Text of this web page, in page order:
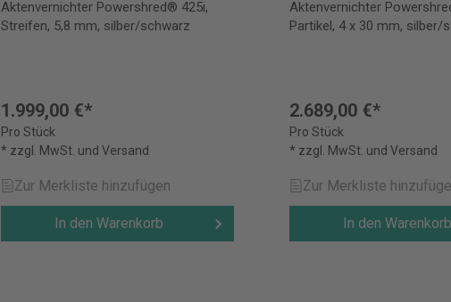
Aktenvernichter Powershred® 425i,
Streifen, 5,8 mm, silber/schwarz
1.999,00 €*
Pro Stück
* zzgl. MwSt. und Versand
Zur Merkliste hinzufügen
In den Warenkorb
Aktenvernichter
Partikel, 4 x 30 mm, silber/
2.689,00 €*
Pro Stück
* zzgl. MwSt. und Versand
Zur Merkliste
In den Warenkorb